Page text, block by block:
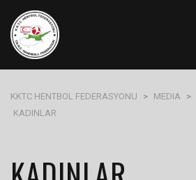
KKTC HENTBOL FEDERASYONU > MEDIA >
KADINLAR